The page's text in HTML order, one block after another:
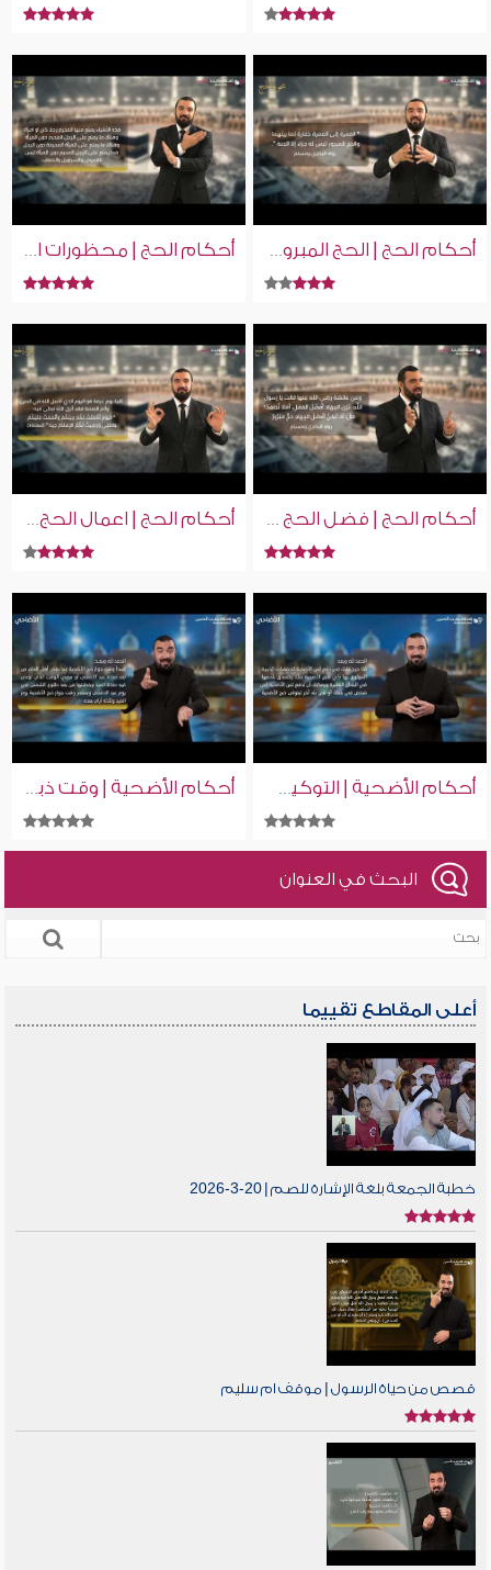
أحكام الحج | الحج المبرور | إسلام ويب | للصم بلغة الإشارة أحكام الحج | محظورات الحج | إسلام ويب | للصم بلغة الإشارة
أحكام الحج | فضل الحج | إسلام ويب | للصم بلغة الإشارة أحكام الحج | اعمال الحج | إسلام ويب | للصم بلغة الإشارة
أحكام الأضحية | التوكيل في الاضحية أحكام الأضحية | وقت ذبح الاضحية
البحث في العنوان
أعلى المقاطع تقييما
خطبة الجمعة بلغة الإشارة للصم | 20-3-2026
قصص من حياة الرسول | موقف ام سليم